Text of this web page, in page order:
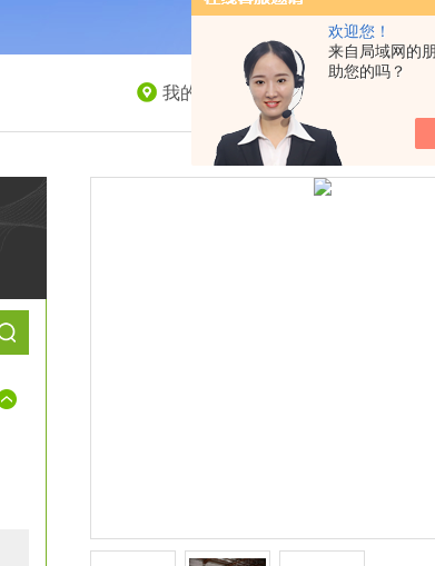
欢迎您！
来自局域网的
助您的吗？
我的位置：首页>